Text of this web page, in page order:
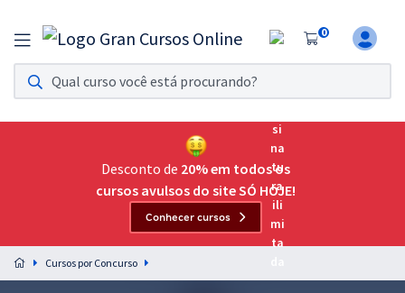
0
Assinatura Ilimitada 11
Acesso a todos os cursos. Teste grátis por 7 dias!
Assinatura OAB Até Passar
Acesso ilimitado a toda preparação para o Exame da
Preparação completa e intensiva para as principais
residências em saúde do Brasil
Desconto de 20% em todos os
cursos avulsos do site SÓ HOJE!
Conhecer cursos
Cursos por Concurso